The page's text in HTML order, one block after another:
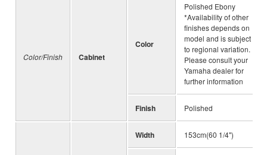
Color/Finish Cabinet
Color
Polished Ebony
*Availability of other
finishes depends on
model and is subject
to regional variation.
Please consult your
Yamaha dealer for
further information
Finish Polished
Width 153cm(60 1/4")